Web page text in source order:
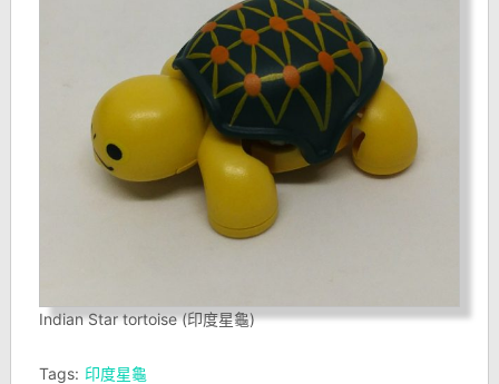
Indian Star tortoise (印度星龜)
Tags: 印度星龜